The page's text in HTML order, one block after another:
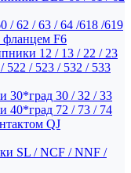
62 / 63 / 64 /618 /619
F6
12 / 13 / 22 / 23
/ 523 / 532 / 533
30*град 30 / 32 / 33
40*град 72 / 73 / 74
QJ
SL / NCF / NNF /